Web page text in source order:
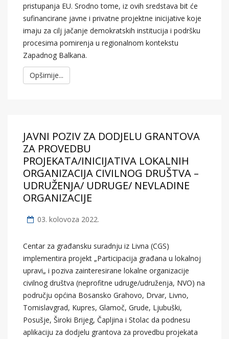
pristupanja EU. Srodno tome, iz ovih sredstava bit će
sufinancirane javne i privatne projektne inicijative koje
imaju za cilj jačanje demokratskih institucija i podršku
procesima pomirenja u regionalnom kontekstu
Zapadnog Balkana.
Opširnije...
JAVNI POZIV ZA DODJELU GRANTOVA
ZA PROVEDBU
PROJEKATA/INICIJATIVA LOKALNIH
ORGANIZACIJA CIVILNOG DRUŠTVA –
UDRUŽENJA/ UDRUGE/ NEVLADINE
ORGANIZACIJE
03. kolovoza 2022.
Centar za građansku suradnju iz Livna (CGS)
implementira projekt „Participacija građana u lokalnoj
upravi„ i poziva zainteresirane lokalne organizacije
civilnog društva (neprofitne udruge/udruženja, NVO) na
području općina Bosansko Grahovo, Drvar, Livno,
Tomislavgrad, Kupres, Glamoč, Grude, Ljubuški,
Posušje, Široki Brijeg, Čapljina i Stolac da podnesu
aplikaciju za dodjelu grantova za provedbu projekata